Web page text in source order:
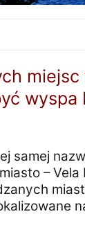
wyspa
samej
– Vela